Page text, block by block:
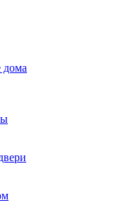
дома